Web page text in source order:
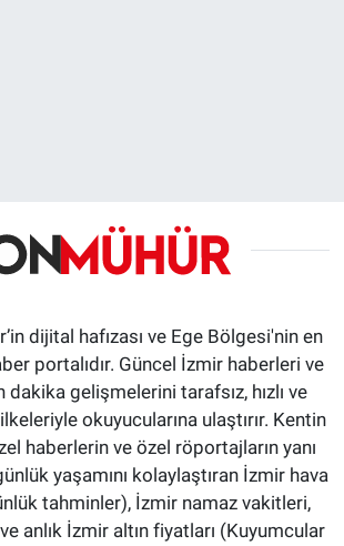
dijital hafızası ve Ege Bölgesi'nin en
portalıdır. Güncel İzmir haberleri ve
dakika gelişmelerini tarafsız, hızlı ve
okuyucularına ulaştırır. Kentin
haberlerin ve özel röportajların yanı
yaşamını kolaylaştıran İzmir hava
tahminler), İzmir namaz vakitleri,
anlık İzmir altın fiyatları (Kuyumcular